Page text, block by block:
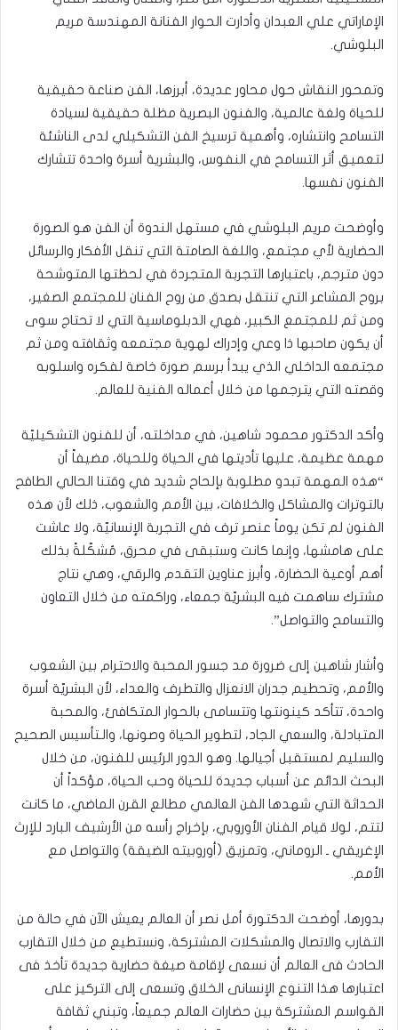
الإماراتي علي العبدان وأدارت الحوار الفنانة المهندسة مريم
البلوشي.
وتمحور النقاش حول محاور عديدة، أبرزها، الفن صناعة حقيقية
للحياة ولغة عالمية، والفنون البصرية مظلة حقيقية لسيادة
التسامح وانتشاره، وأهمية ترسيخ الفن التشكيلي لدى الناشئة
لتعميق أثر التسامح في النفوس، والبشرية أسرة واحدة تتشارك
الفنون نفسها.
وأوضحت مريم البلوشي في مستهل الندوة أن الفن هو الصورة
الحضارية لأي مجتمع، واللغة الصامتة التي تنقل الأفكار والرسائل
دون مترجم، باعتبارها التجربة المتجردة في لحظتها المتوشحة
بروح المشاعر التي تنتقل بصدق من روح الفنان للمجتمع الصغير،
ومن ثم للمجتمع الكبير، فهي الدبلوماسية التي لا تحتاج سوى
أن يكون صاحبها ذا وعي وإدراك لهوية مجتمعه وثقافته ومن ثم
مجتمعه الداخلي الذي يبدأ برسم صورة خاصة لفكره واسلوبه
وقصته التي يترجمها من خلال أعماله الفنية للعالم.
وأكد الدكتور محمود شاهين، في مداخلته، أن للفنون التشكيليّة
مهمة عظيمة، عليها تأديتها في الحياة وللحياة، مضيفاً أن
“هذه المهمة تبدو مطلوبة بإلحاح شديد في وقتنا الحالي الطافح
بالتوترات والمشاكل والخلافات، بين الأمم والشعوب، ذلك لأن هذه
الفنون لم تكن يوماً عنصر ترف في التجربة الإنسانيّة، ولا عاشت
على هامشها، وإنما كانت وستبقى في محرق، مُشكّلةً بذلك
أهم أوعية الحضارة، وأبرز عناوين التقدم والرقي، وهي نتاج
مشترك ساهمت فيه البشريّة جمعاء، وراكمته من خلال التعاون
والتسامح والتواصل”.
وأشار شاهين إلى ضرورة مد جسور المحبة والاحترام بين الشعوب
والأمم، وتحطيم جدران الانعزال والتطرف والعداء، لأن البشريّة أسرة
واحدة، تتأكد كينونتها وتتسامى بالحوار المتكافئ، والمحبة
المتبادلة، والسعي الجاد، لتطوير الحياة وصونها، والـتأسيس الصحيح
والسليم لمستقبل أجيالها. وهو الدور الرئيس للفنون، من خلال
البحث الدائم عن أسباب جديدة للحياة وحب الحياة، مؤكداً أن
الحداثة التي شهدها الفن العالمي مطالع القرن الماضي، ما كانت
لتتم، لولا قيام الفنان الأوروبي، بإخراج رأسه من الأرشيف البارد للإرث
الإغريقي ـ الروماني، وتمزيق (أوروبيته الضيقة) والتواصل مع
الأمم .
بدورها، أوضحت الدكتورة أمل نصر أن العالم يعيش الآن في حالة من
التقارب والاتصال والمشكلات المشتركة، ونستطيع من خلال التقارب
الحادث فى العالم أن نسعى لإقامة صيغة حضارية جديدة تأخذ فى
اعتبارها هذا التنوع الإنسانى الخلاق وتسعى إلى التركيز على
القواسم المشتركة بين حضارات العالم جميعاً، وتبني ثقافة